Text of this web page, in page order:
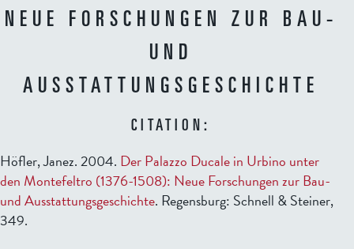
NEUE FORSCHUNGEN ZUR BAU-
UND
AUSSTATTUNGSGESCHICHTE
CITATION:
Höfler, Janez. 2004. Der Palazzo Ducale in Urbino unter
den Montefeltro (1376-1508): Neue Forschungen zur Bau-
und Ausstattungsgeschichte. Regensburg: Schnell & Steiner,
349.